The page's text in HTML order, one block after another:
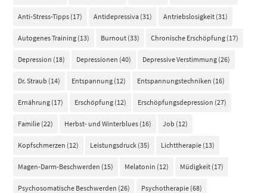
Anti-Stress-Tipps (17) Antidepressiva (31) Antriebslosigkeit (31)
Autogenes Training (13) Burnout (33) Chronische Erschöpfung (17)
Depression (18) Depressionen (40) Depressive Verstimmung (26)
Dr. Straub (14) Entspannung (12) Entspannungstechniken (16)
Ernährung (17) Erschöpfung (12) Erschöpfungsdepression (27)
Familie (22) Herbst- und Winterblues (16) Job (12)
Kopfschmerzen (12) Leistungsdruck (35) Lichttherapie (13)
Magen-Darm-Beschwerden (15) Melatonin (12) Müdigkeit (17)
Psychosomatische Beschwerden (26) Psychotherapie (68)